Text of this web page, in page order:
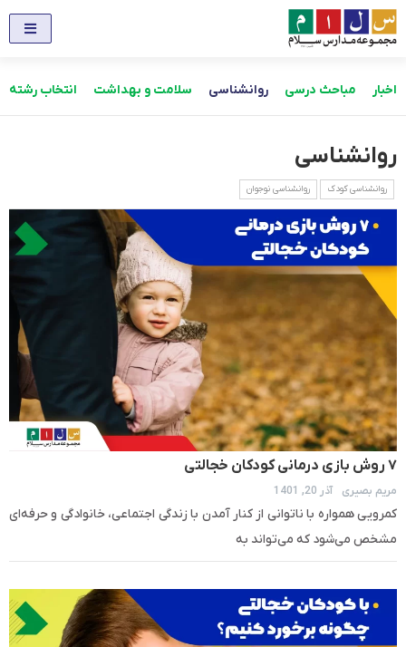
اخبار مباحث درسی روانشناسی سلامت و بهداشت انتخاب رشته
روانشناسی
روانشناسی کودک روانشناسی نوجوان
۷ روش بازی درمانی کودکان خجالتی
مریم بصیری آذر 20, 1401
کمرویی همواره با ناتوانی از کنار آمدن با زندگی اجتماعی، خانوادگی و حرفه‌ای
مشخص می‌شود که می‌تواند به